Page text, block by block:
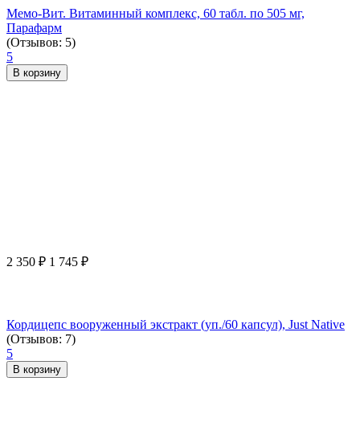
Мемо-Вит. Витаминный комплекс, 60 табл. по 505 мг,
Парафарм
(Отзывов: 5)
5
В корзину
2 350 ₽ 1 745 ₽
Кордицепс вооруженный экстракт (уп./60 капсул), Just Native
(Отзывов: 7)
5
В корзину